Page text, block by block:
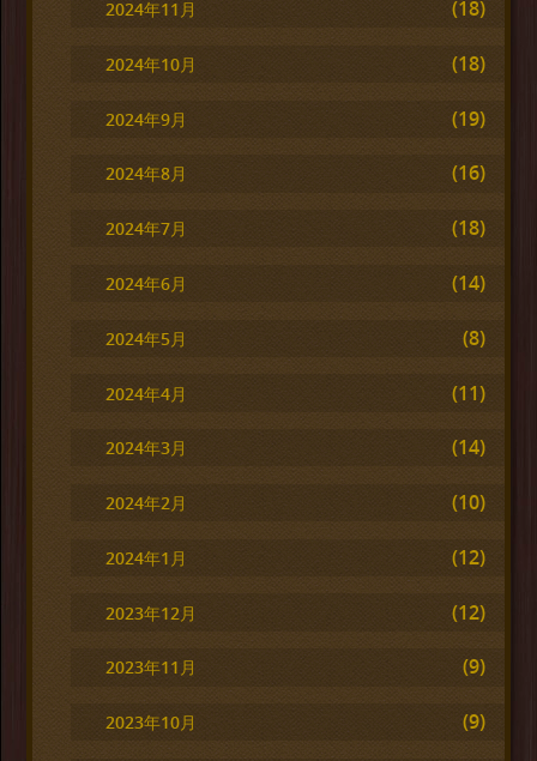
2024年11月 (18)
2024年10月 (18)
2024年9月 (19)
2024年8月 (16)
2024年7月 (18)
2024年6月 (14)
2024年5月 (8)
2024年4月 (11)
2024年3月 (14)
2024年2月 (10)
2024年1月 (12)
2023年12月 (12)
2023年11月 (9)
2023年10月 (9)